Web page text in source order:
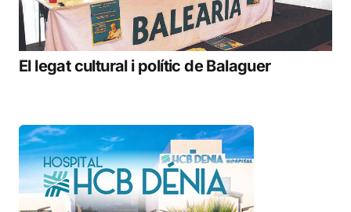
El legat cultural i polític de Balaguer